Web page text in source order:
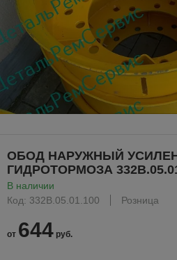
ОБОД НАРУЖНЫЙ
ГИДРОТОРМОЗА
В наличии
Код: 332В.05.01.100
Розница
от 644 руб.